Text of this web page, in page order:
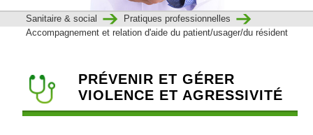
Sanitaire & social
Pratiques professionnelles
Accompagnement et relation d'aide du patient/usager/du résident
PRÉVENIR ET GÉRER
VIOLENCE ET AGRESSIVITÉ